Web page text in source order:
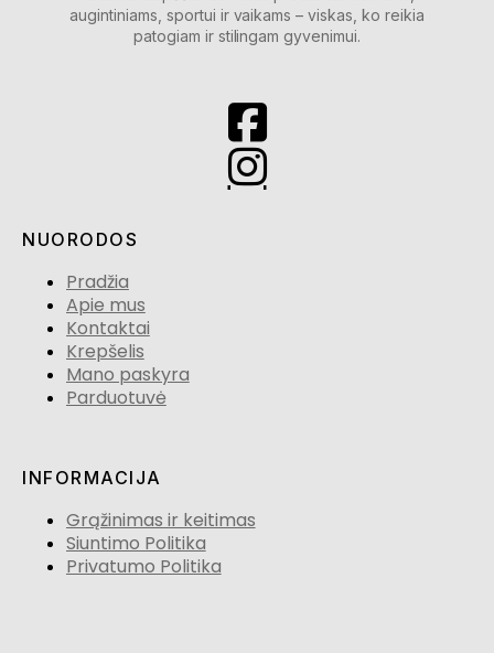
augintiniams, sportui ir vaikams – viskas, ko reikia
patogiam ir stilingam gyvenimui.
NUORODOS
Pradžia
Apie mus
Kontaktai
Krepšelis
Mano paskyra
Parduotuvė
INFORMACIJA
Grąžinimas ir keitimas
Siuntimo Politika
Privatumo Politika